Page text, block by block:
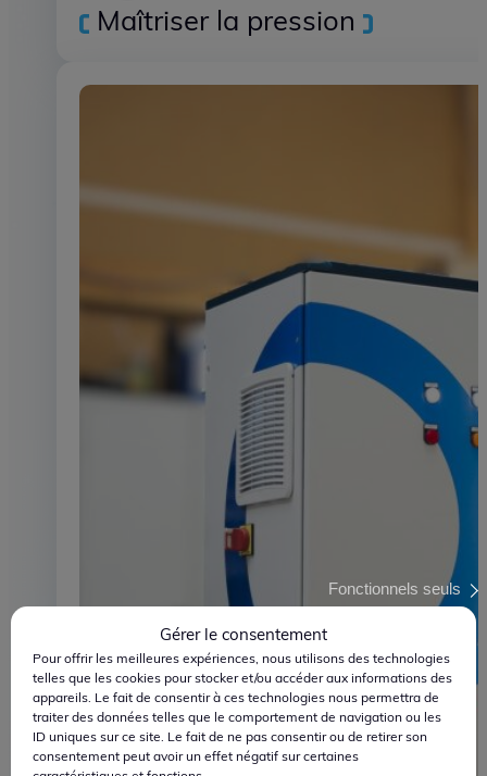
Gérer le consentement
Pour offrir les meilleures expériences, nous utilisons des technologies
telles que les cookies pour stocker et/ou accéder aux informations des
appareils. Le fait de consentir à ces technologies nous permettra de
traiter des données telles que le comportement de navigation ou les
ID uniques sur ce site. Le fait de ne pas consentir ou de retirer son
consentement peut avoir un effet négatif sur certaines
Fonctionnels seuls
Ingénierie
Maîtriser la pression